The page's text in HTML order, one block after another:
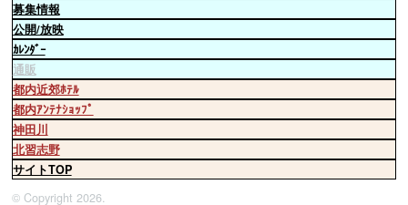
募集情報
公開/放映
ｶﾚﾝﾀﾞｰ
通販
都内近郊ﾎﾃﾙ
都内ｱﾝﾃﾅｼｮｯﾌﾟ
神田川
北習志野
サイトTOP
© Copyright 2026.